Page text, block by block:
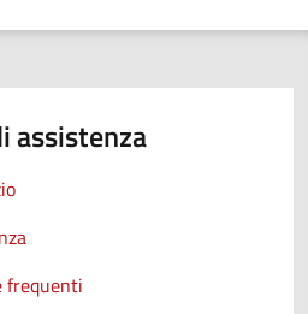
assistenza
frequenti